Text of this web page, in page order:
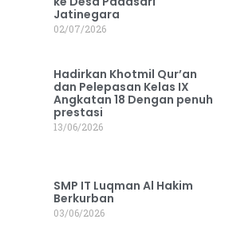
Jatinegara
02/07/2026
Hadirkan Khotmil Qur’an
dan Pelepasan Kelas IX
Angkatan 18 Dengan penuh
prestasi
13/06/2026
SMP IT Luqman Al Hakim
Berkurban
03/06/2026